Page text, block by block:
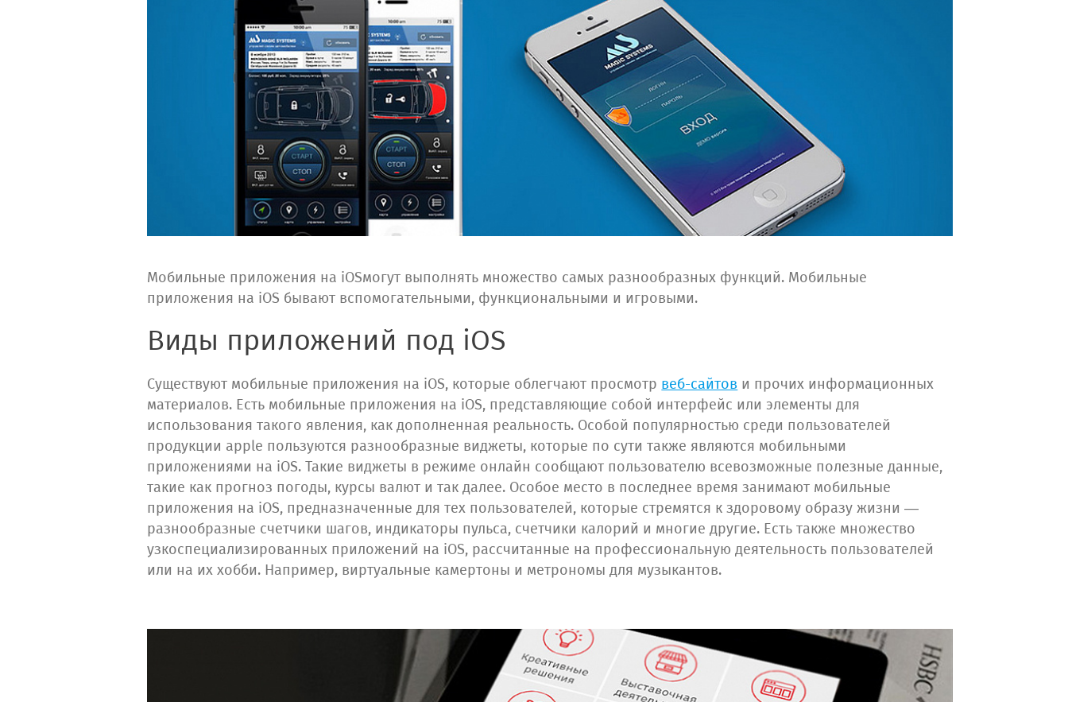
Мобильные приложения на iOSмогут выполнять множество самых разнообразных функций. Мобильные
приложения на iOS бывают вспомогательными, функциональными и игровыми.
Виды приложений под iOS
Существуют мобильные приложения на iOS, которые облегчают просмотрвеб-сайтови прочих информационных
материалов. Есть мобильные приложения на iOS, представляющие собой интерфейс или элементы для
использования такого явления, как дополненная реальность. Особой популярностью среди пользователей
продукции apple пользуются разнообразные виджеты, которые по сути также являются мобильными
приложениями на iOS. Такие виджеты в режиме онлайн сообщают пользователю всевозможные полезные данные,
такие как прогноз погоды, курсы валют и так далее. Особое место в последнее время занимают мобильные
приложения на iOS, предназначенные для тех пользователей, которые стремятся к здоровому образу жизни —
разнообразные счетчики шагов, индикаторы пульса, счетчики калорий и многие другие. Есть также множество
узкоспециализированных приложений на iOS, рассчитанные на профессиональную деятельность пользователей
или на их хобби. Например, виртуальные камертоны и метрономы для музыкантов.